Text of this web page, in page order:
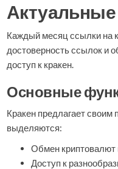
Актуальные
Каждый месяц ссылки на
достоверность ссылок и
доступ к кракен.
Основные
Кракен предлагает
выделяются:
Обмен
Доступ к